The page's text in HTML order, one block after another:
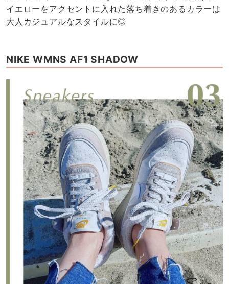
イエローをアクセントに入れた落ち着きのあるカラーは
大人カジュアルなスタイルに◎
NIKE WMNS AF1 SHADOW